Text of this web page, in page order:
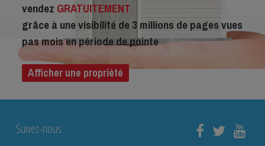
vendez GRATUITEMENT
grâce à une visibilité de 3 millions de pages vues
pas mois en période de pointe
Afficher une propriété
Suivez-nous